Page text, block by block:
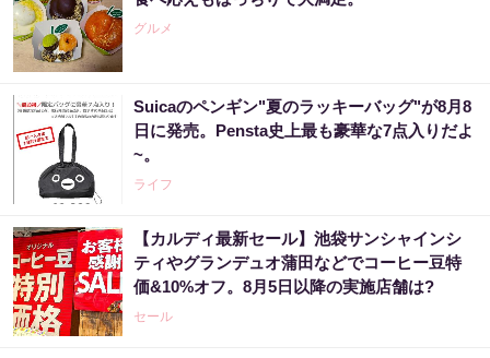
グルメ
Suicaのペンギン"夏のラッキーバッグ"が8月8
日に発売。Pensta史上最も豪華な7点入りだよ
~。
ライフ
【カルディ最新セール】池袋サンシャインシ
ティやグランデュオ蒲田などでコーヒー豆特
価&10%オフ。8月5日以降の実施店舗は?
セール